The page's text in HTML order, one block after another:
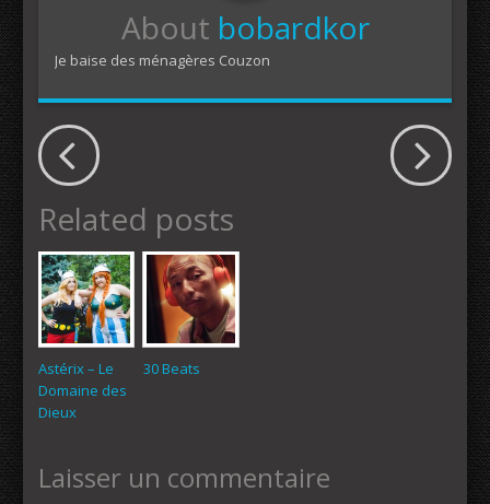
About bobardkor
Je baise des ménagères Couzon
Related posts
Astérix – Le
Domaine des
Dieux
30 Beats
Laisser un commentaire